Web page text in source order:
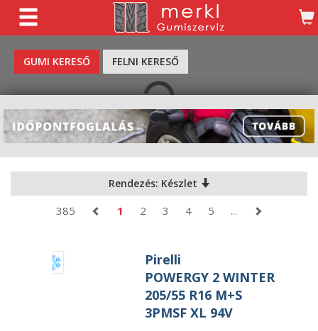
GUMI KERESŐ FELNI KERESŐ
KERESÉS
Rendezés: Készlet
385 1 2 3 4 5 ...
Pirelli
POWERGY 2 WINTER
205/55 R16 M+S
3PMSF XL 94V